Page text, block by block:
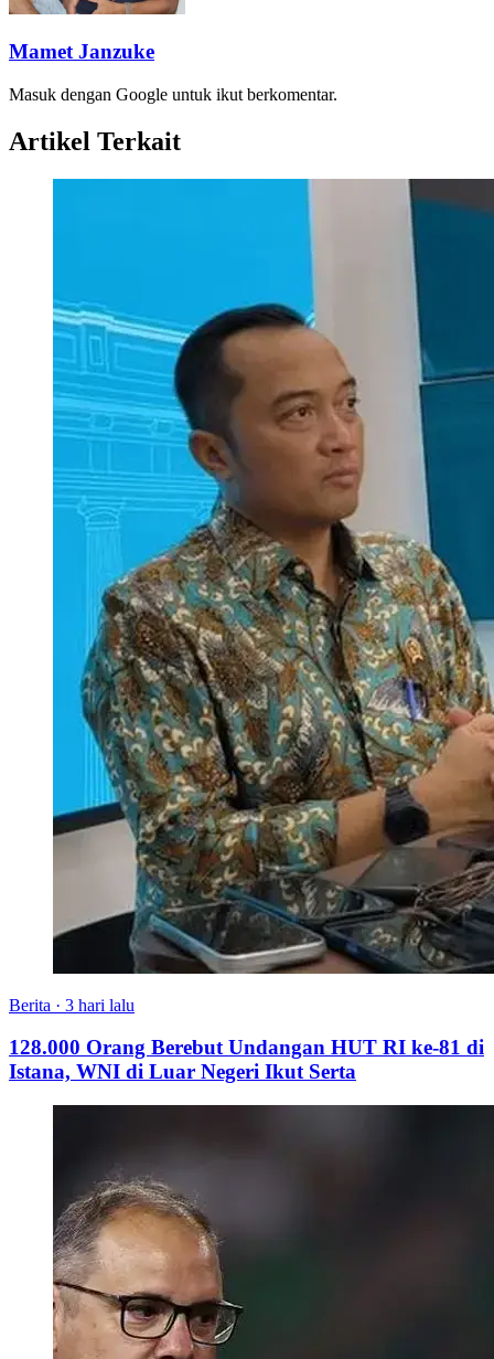
Mamet Janzuke
Masuk dengan Google untuk ikut berkomentar.
Artikel Terkait
Berita · 3 hari lalu
128.000 Orang Berebut Undangan HUT RI ke-81 di
Istana, WNI di Luar Negeri Ikut Serta